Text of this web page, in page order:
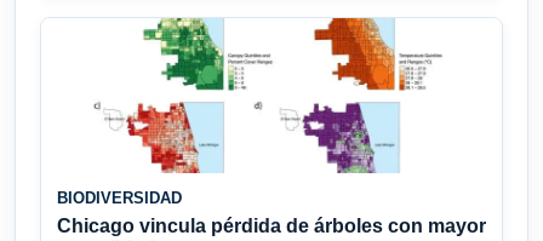
BIODIVERSIDAD
Chicago vincula pérdida de árboles con mayor